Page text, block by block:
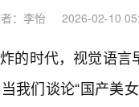
：李怡 2026-02-10
的时代，视觉语
我们谈论“国产美